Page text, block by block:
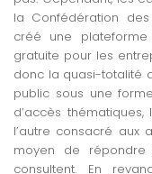
la Confédération
créé une
gratuite pour les
donc la quasi-totalité
public sous une
d’accès
l’autre consacré aux
moyen de
consultent. En